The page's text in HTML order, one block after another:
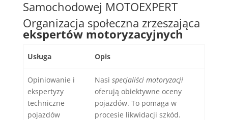
Samochodowej MOTOEXPERT
Organizacja społeczna zrzeszająca
ekspertów motoryzacyjnych
Usługa Opis
Opiniowanie i
ekspertyzy
techniczne
pojazdów
Nasi specjaliści motoryzacji
oferują obiektywne oceny
pojazdów. To pomaga w
procesie likwidacji szkód.